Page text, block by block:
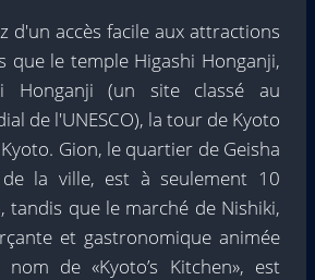
d'un accès facile aux attractions
que le temple Higashi Honganji,
Honganji (un site classé au
de l'UNESCO), la tour de Kyoto
Gion, le quartier de Geisha
la ville, est à seulement 10
tandis que le marché de Nishiki,
et gastronomique animée
de «Kyoto’s Kitchen», est